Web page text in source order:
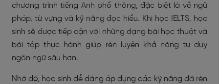
chương trình tiếng Anh phổ thông, đặc biệt là về ngữ
pháp, từ vựng và kỹ năng đọc hiểu. Khi học IELTS, học
sinh sẽ được tiếp cận với những dạng bài học thuật và
bài tập thực hành giúp rèn luyện khả năng tư duy
ngôn ngữ sâu hơn.
Nhờ đó, học sinh dễ dàng áp dụng các kỹ năng đã rèn